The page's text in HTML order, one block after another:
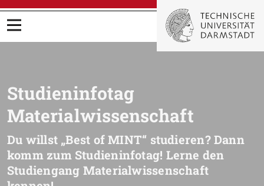
Menü öffnen
Studieninfotag
Materialwissenschaft
Du willst „Best of MINT“ studieren? Dann
komm zum Studieninfotag! Lerne den
Studiengang Materialwissenschaft